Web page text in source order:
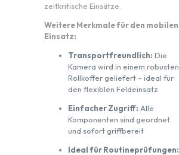
zeitkritische Einsätze.
Weitere Merkmale für den mobilen
Einsatz:
Transportfreundlich: Die
Kamera wird in einem robusten
Rollkoffer geliefert – ideal für
den flexiblen Feldeinsatz
Einfacher Zugriff: Alle
Komponenten sind geordnet
und sofort griffbereit
Ideal für Routineprüfungen: